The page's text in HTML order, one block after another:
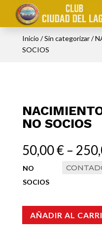
Inicio /Sin categorizar/
SOCIOS
NO SOCIOS
50,00€–
NO
SOCIOS
AÑADIR AL